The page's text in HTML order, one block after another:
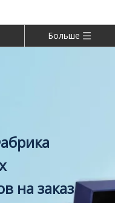
Больше
на заказ